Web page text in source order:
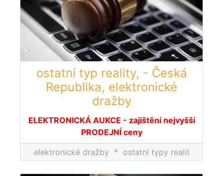
ostatní typ reality, - Česká
Republika, elektronické
dražby
ELEKTRONICKÁ AUKCE - zajištění nejvyšší
PRODEJNÍ ceny
elektronické dražby * ostatní typy realit